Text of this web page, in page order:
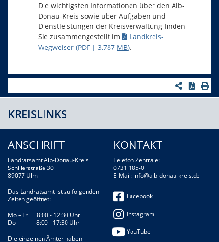
Die wichtigsten Informationen über den Alb-
Donau-Kreis sowie über Aufgaben und
Dienstleistungen der Kreisverwaltung finden
Sie zusammengestellt im
Landkreis-
Wegweiser (PDF | 3,787 MB).
KREISLINKS
ANSCHRIFT
Landratsamt Alb-Donau-Kreis
Schillerstraße 30
89077 Ulm
Das Landratsamt ist zu folgenden
Zeiten geöffnet:
Mo – Fr 8:00 - 12:30 Uhr
Do 8:00 - 17:30 Uhr
Die einzelnen Ämter haben
KONTAKT
Telefon Zentrale:
0731 185-0
E-Mail: info@alb-donau-kreis.de
Facebook
Instagram
YouTube